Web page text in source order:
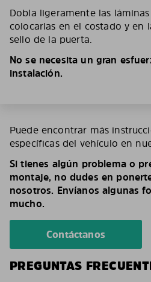
Dobla ligeramente las
colocarlas en el costado y en
sello de la puerta.
No se necesita un gran
instalación.
Puede encontrar más
específicas del vehículo en
Si tienes algún problema o
montaje, no dudes en
nosotros. Envíanos algunas
mucho.
Contáctanos
PREGUNTAS